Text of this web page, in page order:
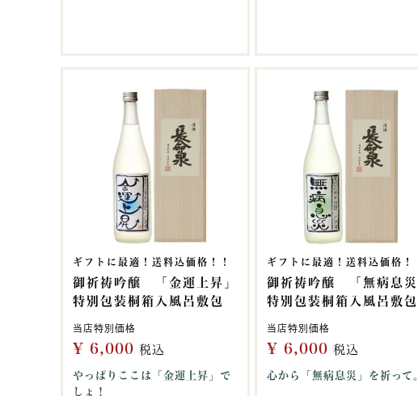
ギフトに最適！送料込価格！！
御祈祷吟醸 「金運上昇」
特別包装桐箱入風呂敷包
当店特別価格
¥ 6,000 税込
やっぱりここは「金運上昇」で
しょ！
ギフトに最適！送料込価格！
御祈祷吟醸 「無病息災
特別包装桐箱入風呂敷包
当店特別価格
¥ 6,000 税込
心から「無病息災」を祈って